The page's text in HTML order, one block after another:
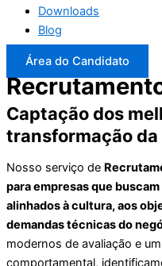
Downloads
Blog
Área do Candidato
Captação dos
transformação da
Nosso serviço de
para empresas que
alinhados à cultura, aos
demandas técnicas do
modernos de avaliação e
comportamental,